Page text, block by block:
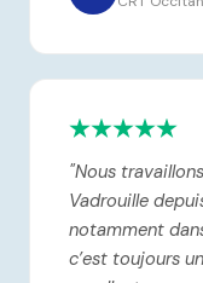
"Nous
Vadrouille
notamment
c’est toujours